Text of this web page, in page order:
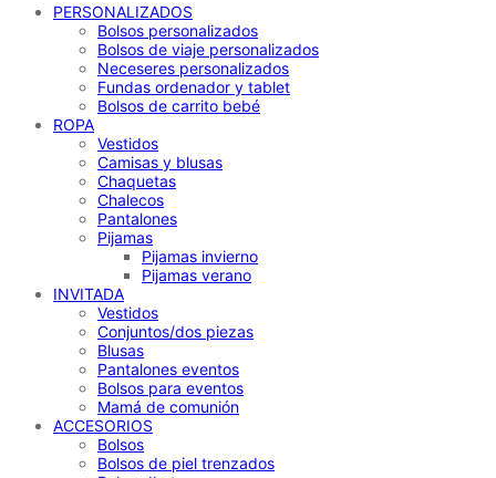
PERSONALIZADOS
Bolsos personalizados
Bolsos de viaje personalizados
Neceseres personalizados
Fundas ordenador y tablet
Bolsos de carrito bebé
ROPA
Vestidos
Camisas y blusas
Chaquetas
Chalecos
Pantalones
Pijamas
Pijamas invierno
Pijamas verano
INVITADA
Vestidos
Conjuntos/dos piezas
Blusas
Pantalones eventos
Bolsos para eventos
Mamá de comunión
ACCESORIOS
Bolsos
Bolsos de piel trenzados